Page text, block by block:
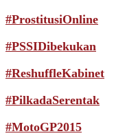
#ProstitusiOnline
#PSSIDibekukan
#ReshuffleKabinet
#PilkadaSerentak
#MotoGP2015